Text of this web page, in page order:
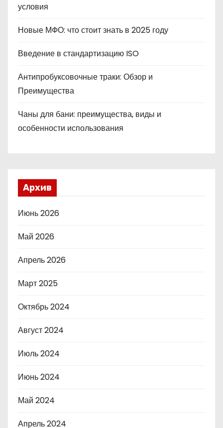
условия
Новые МФО: что стоит знать в 2025 году
Введение в стандартизацию ISO
Антипробуксовочные траки: Обзор и
Преимущества
Чаны для бани: преимущества, виды и
особенности использования
Архив
Июнь 2026
Май 2026
Апрель 2026
Март 2025
Октябрь 2024
Август 2024
Июль 2024
Июнь 2024
Май 2024
Апрель 2024